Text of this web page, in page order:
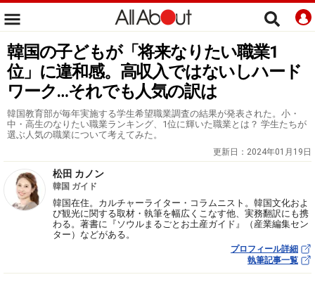
韓国の子どもが「将来なりたい職業1
位」に違和感。高収入ではないしハード
ワーク…それでも人気の訳は
韓国教育部が毎年実施する学生希望職業調査の結果が発表された。小・
中・高生のなりたい職業ランキング、1位に輝いた職業とは？ 学生たちが
選ぶ人気の職業について考えてみた。
更新日： 2024年01月19日
松田 カノン
韓国 ガイド
韓国在住。カルチャーライター・コラムニスト。韓国文化およ
び観光に関する取材・執筆を幅広くこなす他、実務翻訳にも携
わる。著書に『ソウルまるごとお土産ガイド』（産業編集セン
ター）などがある。
プロフィール詳細
執筆記事一覧